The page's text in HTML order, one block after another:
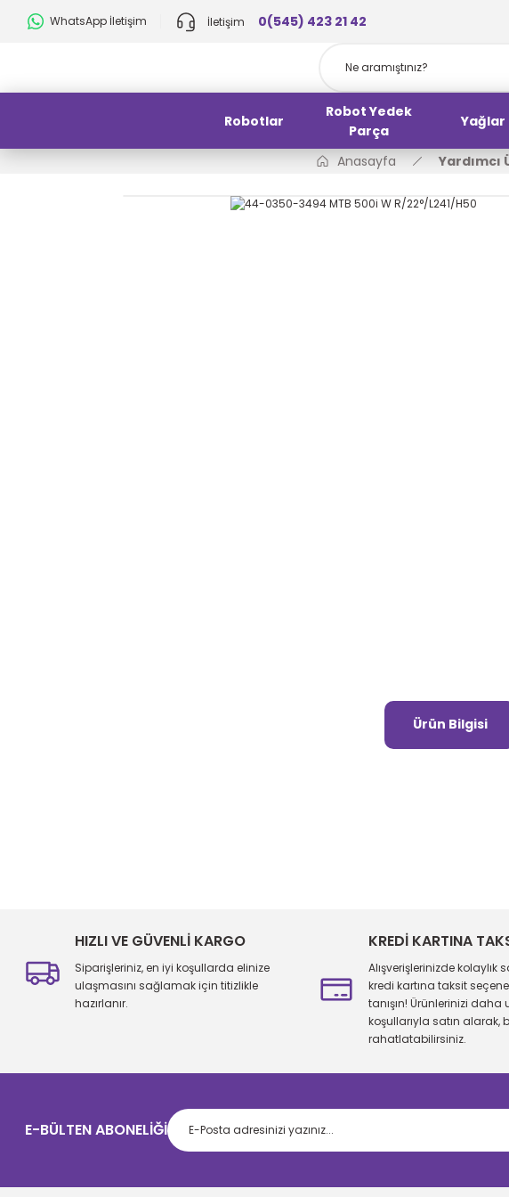
WhatsApp İletişim İletişim 0(545) 423 21 42
Robotlar
Robot Yedek
Parça
Yağlar
Anasayfa
Yardımcı
Ürün Bilgisi
Ürün fiyatı diğer sitelerden daha pahalı.
Bu ürüne benzer farklı alternatifler olmalı.
HIZLI VE GÜVENLİ KARGO
Siparişleriniz, en iyi koşullarda elinize
ulaşmasını sağlamak için titizlikle
hazırlanır.
KREDİ KARTINA
Alışverişlerinizde kolaylık
kredi kartına taksit
tanışın! Ürünlerinizi
koşullarıyla satın alarak,
rahatlatabilirsiniz.
E-BÜLTEN ABONELİĞİ